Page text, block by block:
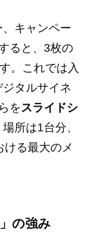
キャンペー
ると、3枚の
。これでは入
タルサイネ
をスライドシ
所は1台分、
る最大のメ
の強み